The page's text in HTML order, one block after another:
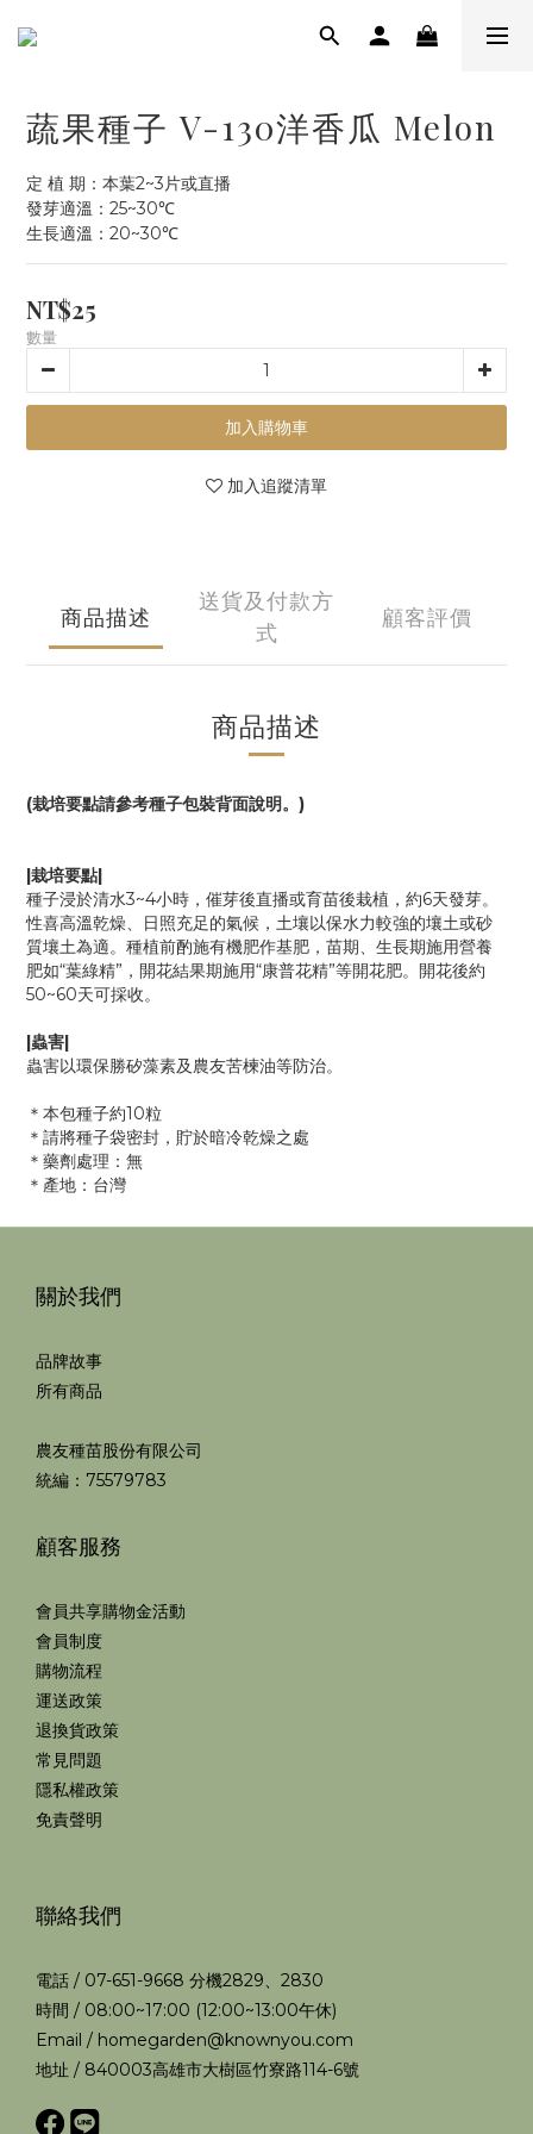
蔬果種子 V-130洋香瓜 Melon
定 植 期：本葉2~3片或直播
發芽適溫：25~30℃
生長適溫：20~30℃
NT$25
數量
加入購物車
加入追蹤清單
商品描述
送貨及付款方
式
顧客評價
商品描述
(栽培要點請參考種子包裝背面說明。)
|栽培要點|
種子浸於清水3~4小時，催芽後直播或育苗後栽植，約6天發芽。
性喜高溫乾燥、日照充足的氣候，土壤以保水力較強的壤土或砂
質壤土為適。種植前酌施有機肥作基肥，苗期、生長期施用營養
肥如“葉綠精”，開花結果期施用“康普花精”等開花肥。開花後約
50~60天可採收。
|蟲害|
蟲害以環保勝矽藻素及農友苦楝油等防治。
＊本包種子約10粒
＊請將種子袋密封，貯於暗冷乾燥之處
＊藥劑處理：無
＊產地：台灣
關於我們
品牌故事
所有商品
農友種苗股份有限公司
統編：75579783
顧客服務
會員共享購物金活動
會員制度
購物流程
運送政策
退換貨政策
常見問題
隱私權政策
免責聲明
聯絡我們
電話 / 07-651-9668 分機2829、2830
時間 / 08:00~17:00 (12:00~13:00午休)
Email / homegarden@knownyou.com
地址 / 840003高雄市大樹區竹寮路114-6號